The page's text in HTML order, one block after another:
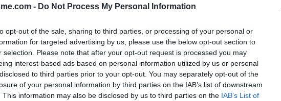
- Do Not Process My Personal Information
opt-out of the sale, sharing to third parties, or processing of your personal or
for targeted advertising by us, please use the below opt-out section to
selection. Please note that after your opt-out request is processed you may
interest-based ads based on personal information utilized by us or personal
to third parties prior to your opt-out. You may separately opt-out of the
of your personal information by third parties on the IAB’s list of downstream
This information may also be disclosed by us to third parties on the IAB’s List of
après trois montées
sur la D107 (la direction de
Clément-sur-Valsonne ou
le côté gauche ou le côté droit
au début de la petite
vers les maisons prendre la
vu de panneau de début de
: En tournant ensuite dans
on rejoindra la D31.
Signaler une erreur Ajouter